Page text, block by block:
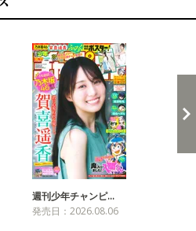
週刊少年チャンピ…
発売日：2026.08.06